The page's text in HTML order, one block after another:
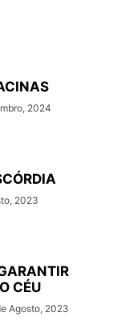
2024
2023
CÉU
Agosto, 2023